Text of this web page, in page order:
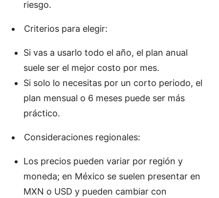
riesgo.
Criterios para elegir:
Si vas a usarlo todo el año, el plan anual
suele ser el mejor costo por mes.
Si solo lo necesitas por un corto periodo, el
plan mensual o 6 meses puede ser más
práctico.
Consideraciones regionales:
Los precios pueden variar por región y
moneda; en México se suelen presentar en
MXN o USD y pueden cambiar con